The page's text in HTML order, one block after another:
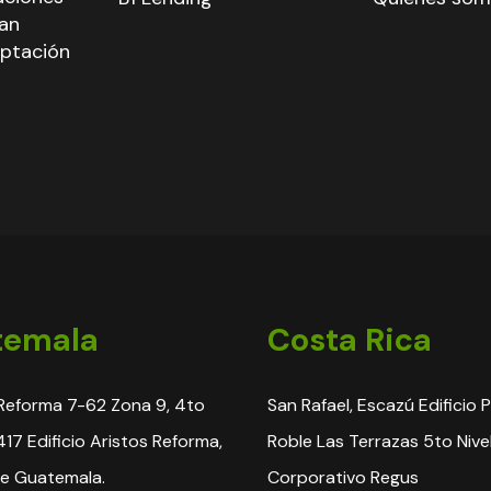
7-62 Zona 9, 4to
Edificio Aristos Reforma,
Guatemala.
Costa Rica
San Rafael, Escazú Edificio
Roble Las Terrazas 5to
Corporativo Regus